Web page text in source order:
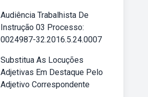
Audiência Trabalhista De
Instrução 03 Processo:
0024987-32.2016.5.24.0007
Substitua As Locuções
Adjetivas Em Destaque Pelo
Adjetivo Correspondente